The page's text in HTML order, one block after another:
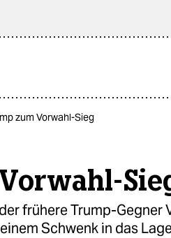
zum Vorwahl-Sieg
frühere Trump-Gegner
Schwenk in das